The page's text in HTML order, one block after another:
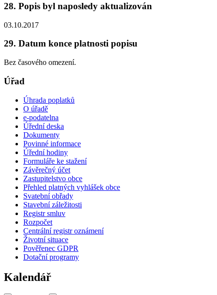
28. Popis byl naposledy aktualizován
03.10.2017
29. Datum konce platnosti popisu
Bez časového omezení.
Úřad
Úhrada poplatků
O úřadě
e-podatelna
Úřední deska
Dokumenty
Povinné informace
Úřední hodiny
Formuláře ke stažení
Závěrečný účet
Zastupitelstvo obce
Přehled platných vyhlášek obce
Svatební obřady
Stavební záležitosti
Registr smluv
Rozpočet
Centrální registr oznámení
Životní situace
Pověřenec GDPR
Dotační programy
Kalendář